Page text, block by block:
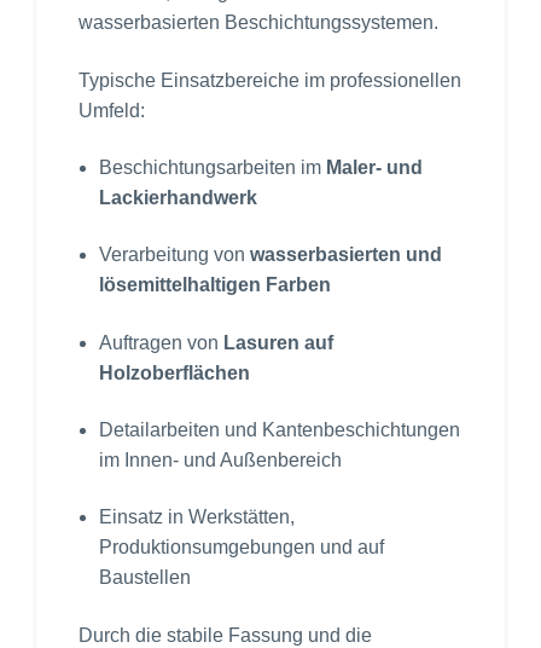
wasserbasierten Beschichtungssystemen.
Typische Einsatzbereiche im professionellen
Umfeld:
Beschichtungsarbeiten im Maler- und
Lackierhandwerk
Verarbeitung von wasserbasierten und
lösemittelhaltigen Farben
Auftragen von Lasuren auf
Holzoberflächen
Detailarbeiten und Kantenbeschichtungen
im Innen- und Außenbereich
Einsatz in Werkstätten,
Produktionsumgebungen und auf
Baustellen
Durch die stabile Fassung und die